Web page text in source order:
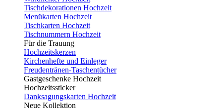
Tischdekorationen Hochzeit
Menükarten Hochzeit
Tischkarten Hochzeit
Tischnummern Hochzeit
Für die Trauung
Hochzeitskerzen
Kirchenhefte und Einleger
Freudentränen-Taschentücher
Gastgeschenke Hochzeit
Hochzeitssticker
Danksagungskarten Hochzeit
Neue Kollektion